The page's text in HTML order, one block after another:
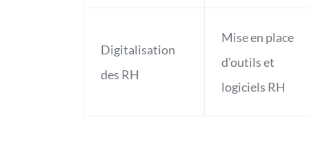
Digitalisation
des RH
Mise en place
d’outils et
logiciels RH